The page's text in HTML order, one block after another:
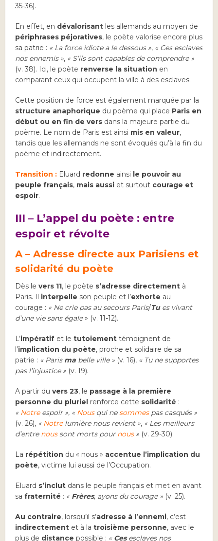
35-36).
En effet, en dévalorisant les allemands au moyen de
périphrases péjoratives, le poète valorise encore plus
sa patrie : « La force idiote a le dessous », « Ces esclaves
nos ennemis », « S’ils sont capables de comprendre »
(v. 38). Ici, le poète renverse la situation en
comparant ceux qui occupent la ville à des esclaves.
Cette position de force est également marquée par la
structure anaphorique du poème qui place Paris en
début ou en fin de vers dans la majeure partie du
poème. Le nom de Paris est ainsi mis en valeur,
tandis que les allemands ne sont évoqués qu’à la fin du
poème et indirectement.
Transition : Eluard redonne ainsi le pouvoir au
peuple français, mais aussi et surtout courage et
espoir.
III – L’appel du poète : entre
espoir et révolte
A – Adresse directe aux Parisiens et
solidarité du poète
Dès levers 11, le poète s’adresse directement à
Paris. Il interpelle son peuple et l’exhorte au
courage : « Ne crie pas au secours Paris/Tues vivant
d’une vie sans égale» (v. 11-12).
L’impératif et letutoiement témoignent de
l’implication du poète, proche et solidaire de sa
patrie : « Paris ma belle ville » (v. 16), « Tu ne supportes
pas l’injustice » (v. 19).
A partir du vers 23, le passage à la première
personne du pluriel renforce cette solidarité :
« Notreespoir », « Nousqui nesommespas casqués »
(v. 26), « Notrelumière nous revient », « Les meilleurs
d’entre noussont morts pour nous » (v. 29-30).
La répétition du « nous » accentue l’implication du
poète, victime lui aussi de l’Occupation.
Eluard s’inclut dans le peuple français et met en avant
safraternité : « Frères, ayons du courage » (v. 25).
Au contraire, lorsqu’il s’adresse à l’ennemi, c’est
indirectement et à latroisième personne, avec le
plus de distance possible : « Cesesclaves nos